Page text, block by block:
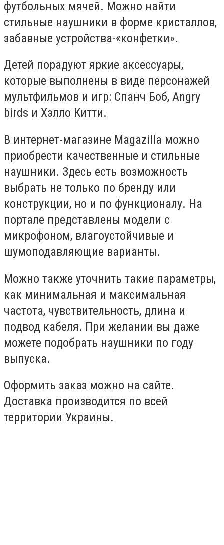
футбольных мячей. Можно найти
стильные наушники в форме кристаллов,
забавные устройства-«конфетки».
Детей порадуют яркие аксессуары,
которые выполнены в виде персонажей
мультфильмов и игр: Спанч Боб, Аngry
birds и Хэлло Китти.
В интернет-магазине Magazilla можно
приобрести качественные и стильные
наушники. Здесь есть возможность
выбрать не только по бренду или
конструкции, но и по функционалу. На
портале представлены модели с
микрофоном, влагоустойчивые и
шумоподавляющие варианты.
Можно также уточнить такие параметры,
как минимальная и максимальная
частота, чувствительность, длина и
подвод кабеля. При желании вы даже
можете подобрать наушники по году
выпуска.
Оформить заказ можно на сайте.
Доставка производится по всей
территории Украины.